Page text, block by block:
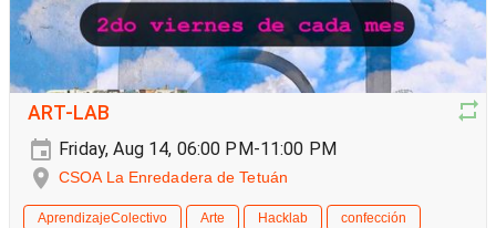
ART-LAB
Friday, Aug 14, 06:00 PM-11:00 PM
CSOA La Enredadera de Tetuán
AprendizajeColectivo Arte Hacklab
confección